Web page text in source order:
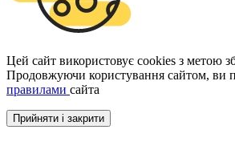
Цей сайт використовує cookies з метою
Продовжуючи користування сайтом, ви
правилами сайта
Прийняти і закрити